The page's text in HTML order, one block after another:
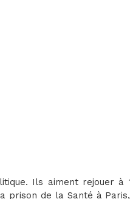
Ils aiment rejouer à
prison de la Santé à